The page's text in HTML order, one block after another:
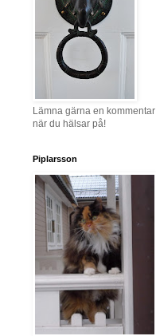
Lämna gärna en kommentar
när du hälsar på!
Piplarsson